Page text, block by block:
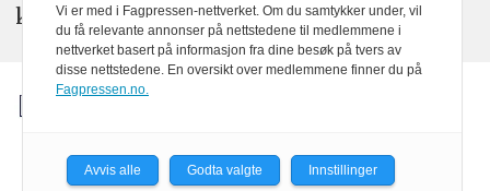
kan du lese mer omPFUsarbeid.
Vi er med i Fagpressen-nettverket. Om du samtykker under, vil
du få relevante annonser på nettstedene til medlemmene i
nettverket basert på informasjon fra dine besøk på tvers av
disse nettstedene. En oversikt over medlemmene finner du på
Fagpressen.no.
Avvis alle Godta valgte Innstillinger